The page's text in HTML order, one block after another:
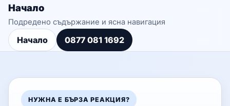
Начало
Подредено съдържание и ясна навигация
Начало 0877 081 1692
НУЖНА Е БЪРЗА РЕАКЦИЯ?